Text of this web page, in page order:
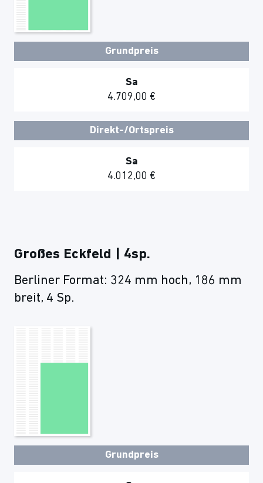
Grundpreis
Sa
4.709,00 €
Direkt-/Ortspreis
Sa
4.012,00 €
Großes Eckfeld | 4sp.
Berliner Format: 324 mm hoch, 186 mm
breit, 4 Sp.
Grundpreis